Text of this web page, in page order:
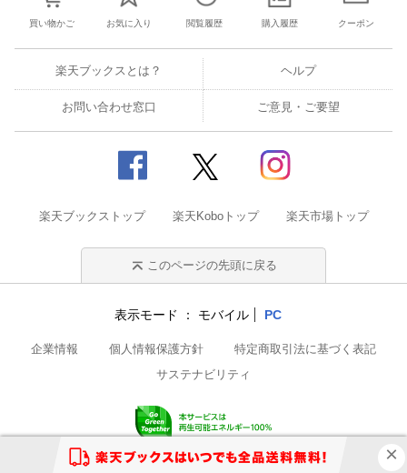
買い物かご お気に入り 閲覧履歴 購入履歴 クーポン
楽天ブックスとは？ ヘルプ
お問い合わせ窓口 ご意見・ご要望
楽天ブックストップ 楽天Koboトップ 楽天市場トップ
このページの先頭に戻る
表示モード モバイル PC
企業情報 個人情報保護方針
特定商取引法に基づく表記
サステナビリティ
© Rakuten Group, Inc.